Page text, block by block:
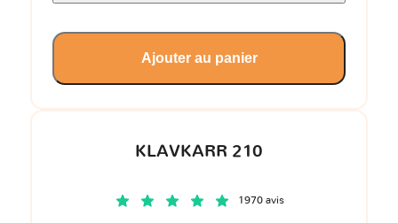
KLAVKARR 210
1970 avis
Ajouter au panier